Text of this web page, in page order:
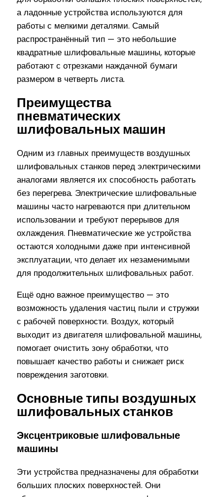
а ладонные устройства используются для
работы с мелкими деталями. Самый
распространённый тип — это небольшие
квадратные шлифовальные машины, которые
работают с отрезками наждачной бумаги
размером в четверть листа.
Преимущества
пневматических
шлифовальных машин
Одним из главных преимуществ воздушных
шлифовальных станков перед электрическими
аналогами является их способность работать
без перегрева. Электрические шлифовальные
машины часто нагреваются при длительном
использовании и требуют перерывов для
охлаждения. Пневматические же устройства
остаются холодными даже при интенсивной
эксплуатации, что делает их незаменимыми
для продолжительных шлифовальных работ.
Ещё одно важное преимущество — это
возможность удаления частиц пыли и стружки
с рабочей поверхности. Воздух, который
выходит из двигателя шлифовальной машины,
помогает очистить зону обработки, что
повышает качество работы и снижает риск
повреждения заготовки.
Основные типы воздушных
шлифовальных станков
Эксцентриковые шлифовальные
машины
Эти устройства предназначены для обработки
больших плоских поверхностей. Они